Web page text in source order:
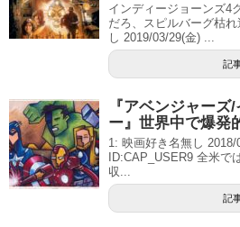
インディージョーンズ4
だろ、スピルバーグ枯
し 2019/03/29(金) ...
記
『アベンジャー
ー』世界中で爆発
1: 映画好き名無し
ID:CAP_USER9 全米で
収...
記